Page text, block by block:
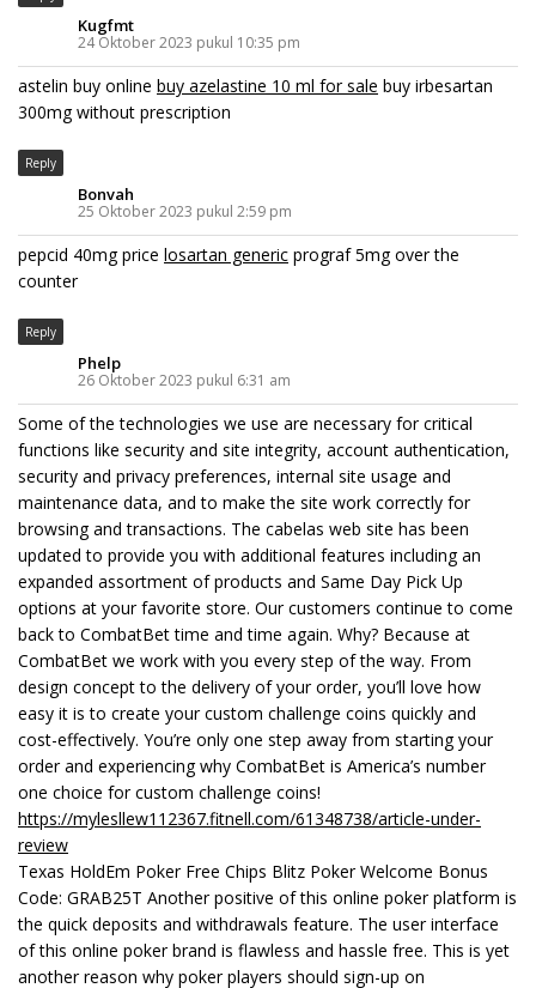
Kugfmt
24 Oktober 2023 pukul 10:35 pm
astelin buy online buy azelastine 10 ml for sale buy irbesartan
300mg without prescription
Reply
Bonvah
25 Oktober 2023 pukul 2:59 pm
pepcid 40mg price losartan generic prograf 5mg over the
counter
Reply
Phelp
26 Oktober 2023 pukul 6:31 am
Some of the technologies we use are necessary for critical
functions like security and site integrity, account authentication,
security and privacy preferences, internal site usage and
maintenance data, and to make the site work correctly for
browsing and transactions. The cabelas web site has been
updated to provide you with additional features including an
expanded assortment of products and Same Day Pick Up
options at your favorite store. Our customers continue to come
back to CombatBet time and time again. Why? Because at
CombatBet we work with you every step of the way. From
design concept to the delivery of your order, you’ll love how
easy it is to create your custom challenge coins quickly and
cost-effectively. You’re only one step away from starting your
order and experiencing why CombatBet is America’s number
one choice for custom challenge coins!
https://mylesllew112367.fitnell.com/61348738/article-under-
review
Texas HoldEm Poker Free Chips Blitz Poker Welcome Bonus
Code: GRAB25T Another positive of this online poker platform is
the quick deposits and withdrawals feature. The user interface
of this online poker brand is flawless and hassle free. This is yet
another reason why poker players should sign-up on